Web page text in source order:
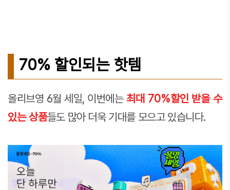
70% 할인되는 핫템
올리브영 6월 세일, 이번에는 최대 70%할인 받을 수
있는 상품들도 많아 더욱 기대를 모으고 있습니다.